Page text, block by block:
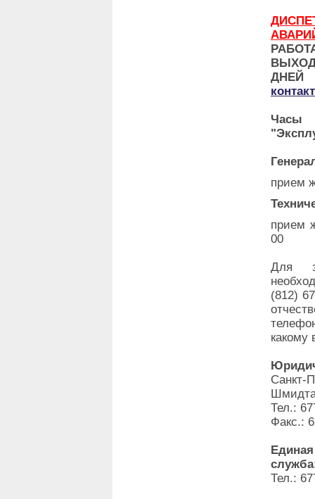
Часы
прием
прием
00
Для
(812)
какому
Тел.:
Факс.:
Единая
Тел.: